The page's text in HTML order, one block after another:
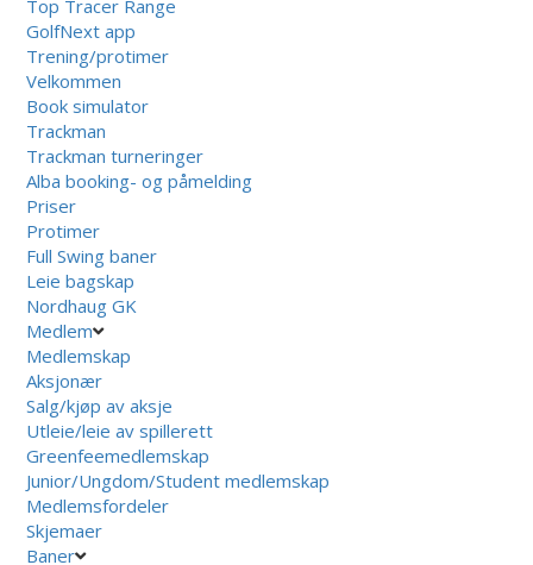
Top Tracer Range
GolfNext app
Trening/protimer
Velkommen
Book simulator
Trackman
Trackman turneringer
Alba booking- og påmelding
Priser
Protimer
Full Swing baner
Leie bagskap
Nordhaug GK
Medlem
Medlemskap
Aksjonær
Salg/kjøp av aksje
Utleie/leie av spillerett
Greenfeemedlemskap
Junior/Ungdom/Student medlemskap
Medlemsfordeler
Skjemaer
Baner